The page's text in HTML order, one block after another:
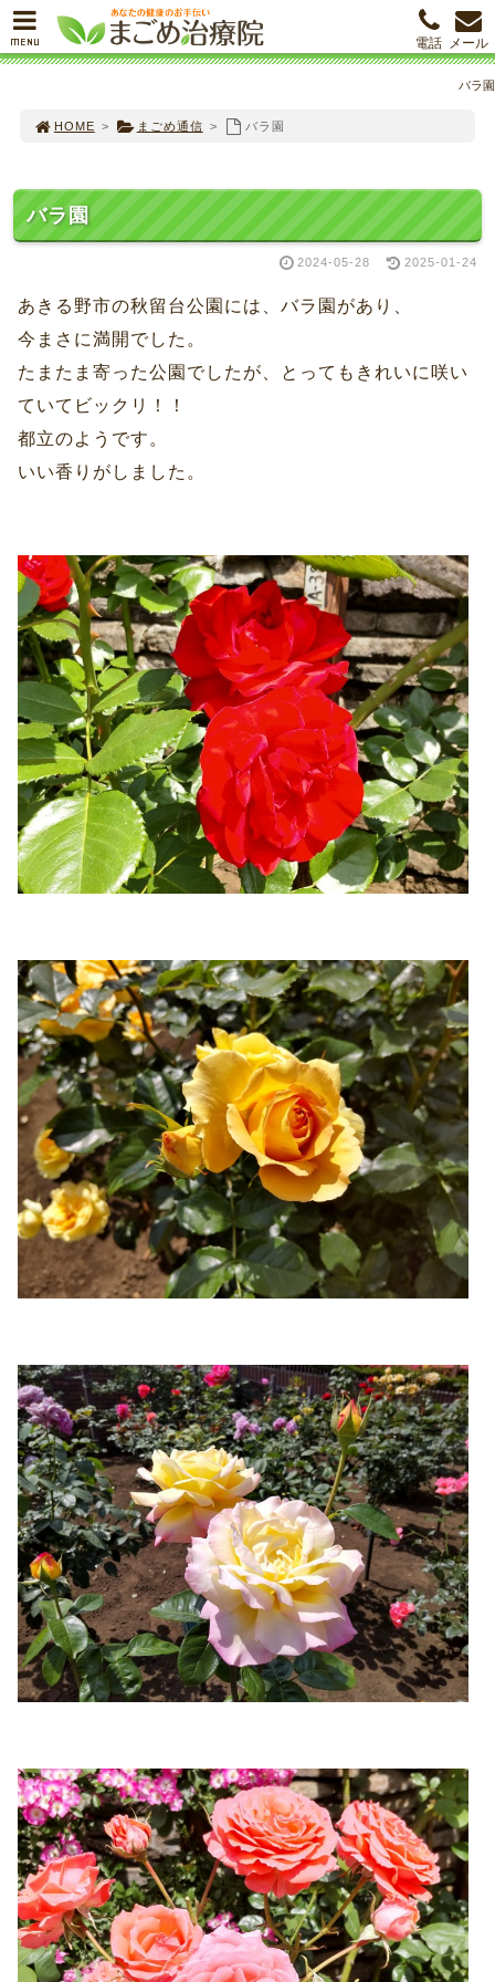
バラ園
HOME > まごめ通信 > バラ園
バラ園
2024-05-28 2025-01-24
あきる野市の秋留台公園には、バラ園があり、
今まさに満開でした。
たまたま寄った公園でしたが、とってもきれいに咲い
ていてビックリ！！
都立のようです。
いい香りがしました。
MENU メール
電話